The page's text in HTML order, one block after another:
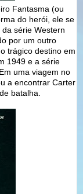
Fantasma (ou
do herói, ele se
série Western
por um outro
trágico destino em
1949 e a série
uma viagem no
a encontrar Carter
batalha.